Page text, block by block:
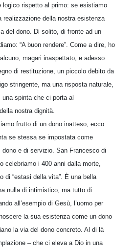
logico rispetto al primo: se esistiamo
realizzazione della nostra esistenza
del dono. Di solito, di fronte ad un
“A buon rendere”. Come a dire, ho
magari inaspettato, e adesso
di restituzione, un piccolo debito da
stringente, ma una risposta naturale,
spinta che ci porta al
nostra dignità.
frutto di un dono inatteso, ecco
se stessa se impostata come
dono e di servizio. San Francesco di
celebriamo i 400 anni dalla morte,
di “estasi della vita”. È una bella
nulla di intimistico, ma tutto di
all’esempio di Gesù, l’uomo per
la sua esistenza come un dono
la via del dono concreto. Al di là
– che ci eleva a Dio in una